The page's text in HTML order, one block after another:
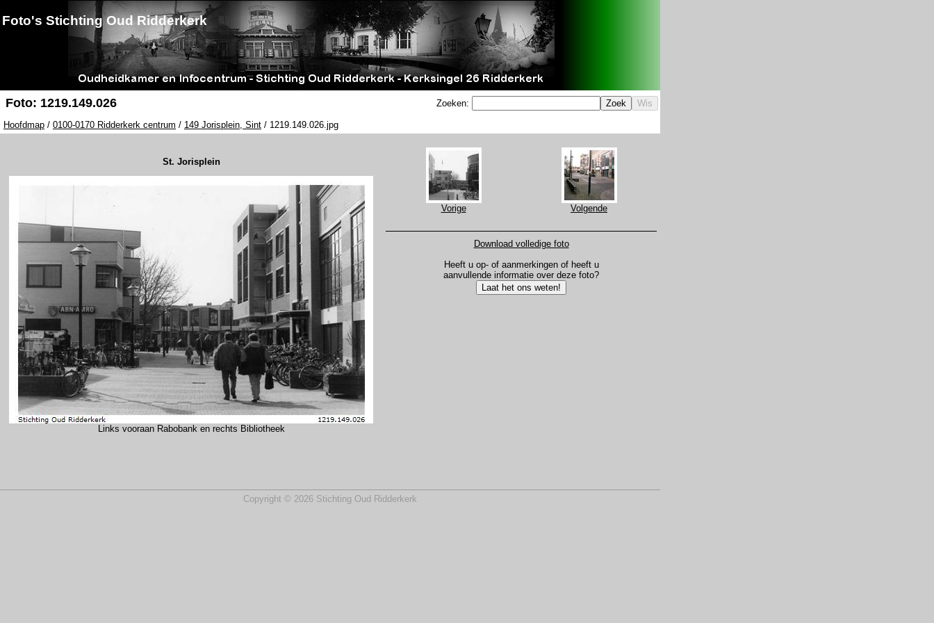
Foto's Stichting Oud Ridderkerk
Foto: 1219.149.026 Zoeken:
Hoofdmap / 0100-0170 Ridderkerk centrum / 149 Jorisplein, Sint / 1219.149.026.jpg
St. Jorisplein
Links vooraan Rabobank en rechts Bibliotheek
Vorige Volgende
Download volledige foto
Heeft u op- of aanmerkingen of heeft u
aanvullende informatie over deze foto?
Copyright © 2026 Stichting Oud Ridderkerk